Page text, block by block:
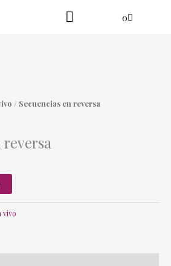
0
Cart
/ Secuencias en reversa
reversa
vivo